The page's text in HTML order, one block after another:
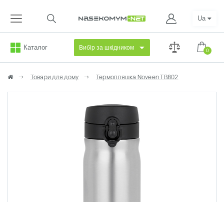
Каталог Вибір за шкідником 0
Ua
Товари для дому Термопляшка Noveen TB802